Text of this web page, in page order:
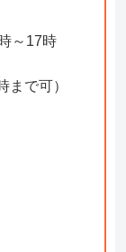
～17時
まで可）